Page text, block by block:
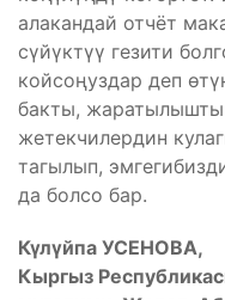
алакандай отчёт
сүйүктүү гезити
койсоңуздар деп
бакты,
жетекчилердин
тагылып,
да болсо бар.
Күлүйпа УСЕНОВА,
Кыргыз